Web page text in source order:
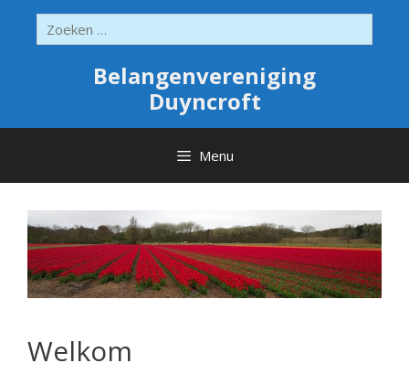
Zoek
naar:
Belangenvereniging
Duyncroft
Menu
Welkom